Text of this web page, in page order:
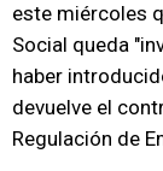
este miércoles
Social queda
haber
devuelve el
Regulación de